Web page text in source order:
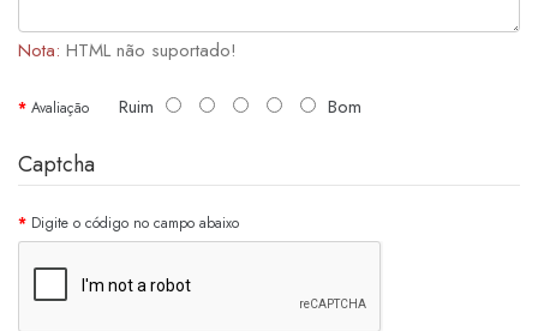
Nota: HTML não suportado!
Avaliação Ruim Bom
Captcha
Digite o código no campo abaixo